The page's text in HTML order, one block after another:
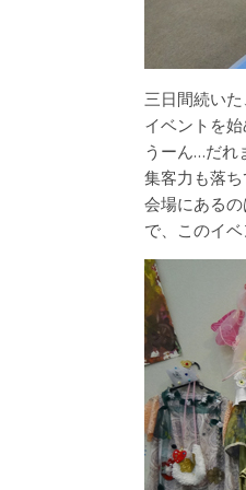
三日間続いた
イベントを始
うーん…だれ
集客力も落ち
会場にあるの
で、このイ